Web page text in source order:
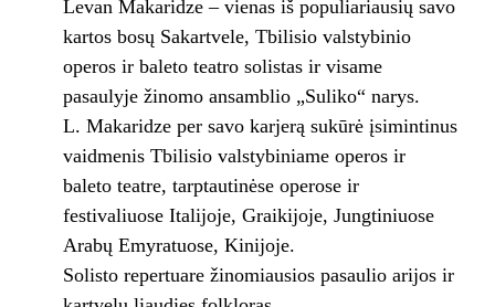
Levan Makaridze – vienas iš populiariausių savo
kartos bosų Sakartvele, Tbilisio valstybinio
operos ir baleto teatro solistas ir visame
pasaulyje žinomo ansamblio „Suliko“ narys.
L. Makaridze per savo karjerą sukūrė įsimintinus
vaidmenis Tbilisio valstybiniame operos ir
baleto teatre, tarptautinėse operose ir
festivaliuose Italijoje, Graikijoje, Jungtiniuose
Arabų Emyratuose, Kinijoje.
Solisto repertuare žinomiausios pasaulio arijos ir